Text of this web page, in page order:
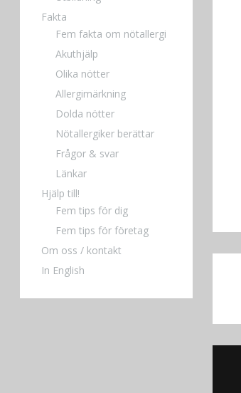
Fakta
Fem fakta om nötallergi
Akuthjälp
Olika nötter
Allergimärkning
Dolda nötter
Nötallergiker berättar
Frågor & svar
Länkar
Hjälp till!
Fem tips för dig
Fem tips för företag
Om oss / kontakt
In English